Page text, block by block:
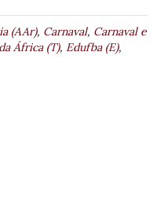
(AAr), Carnaval, Carnaval e
África (T), Edufba (E),